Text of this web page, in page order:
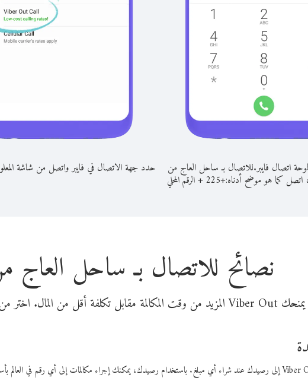
اتصال فايبر.للاتصال بـ ساحل العاج من
اتصل كما هو موضح أدناه:+
225
+الرقم المحلي
حدد جهة الاتصال في فايبر واتصل من شاشة
نصائح للاتصال بـ ساحل العاج
يمنحك Viber Out المزيد من وقت المكالمة مقابل تكلفة أقل من المال. اختر من أحد خيارات الاتصال المرنة ذات السعر المنخفض: